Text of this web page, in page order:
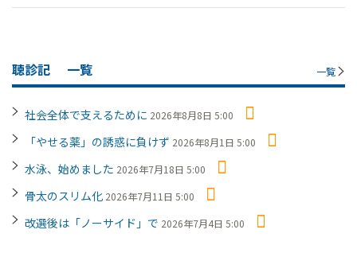
聴診記 一覧 一覧
社会全体で支えるために 2026年8月8日 5:00
「やせる薬」の誘惑に負けず 2026年8月1日 5:00
水泳、始めました 2026年7月18日 5:00
骨太のスリム化 2026年7月11日 5:00
改選後は「ノーサイド」で 2026年7月4日 5:00